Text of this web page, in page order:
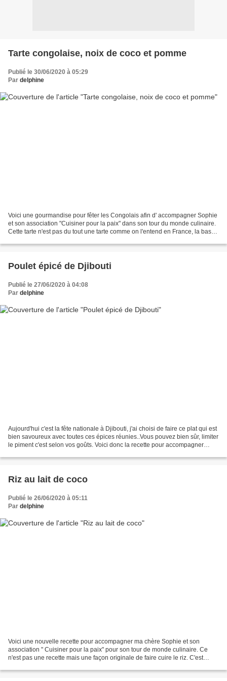
Tarte congolaise, noix de coco et pomme
Publié le 30/06/2020 à 05:29
Par delphine
Voici une gourmandise pour fêter les Congolais afin d' accompagner Sophie
et son association "Cuisiner pour la paix" dans son tour du monde culinaire.
Cette tarte n'est pas du tout une tarte comme on l'entend en France, la base
Poulet épicé de Djibouti
Publié le 27/06/2020 à 04:08
Par delphine
Aujourd'hui c'est la fête nationale à Djibouti, j'ai choisi de faire ce plat qui est
bien savoureux avec toutes ces épices réunies..Vous pouvez bien sûr, limiter
le piment c'est selon vos goûts. Voici donc la recette pour accompagner
Riz au lait de coco
Publié le 26/06/2020 à 05:11
Par delphine
Voici une nouvelle recette pour accompagner ma chère Sophie et son
association " Cuisiner pour la paix" pour son tour de monde culinaire. Ce
n'est pas une recette mais une façon originale de faire cuire le riz. C'est